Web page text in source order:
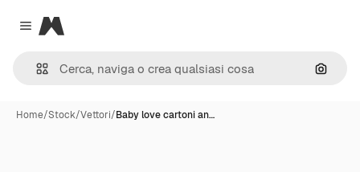
Close menu
Magnific
Cerca
Home/Stock/Vettori/Baby love cartoni an…